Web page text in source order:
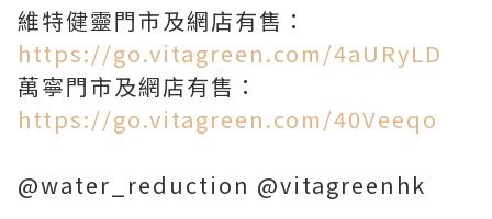
維特健靈門市及網店有售：
https://go.vitagreen.com/4aURyLD
萬寧門市及網店有售：
https://go.vitagreen.com/40Veeqo
@water_reduction @vitagreenhk